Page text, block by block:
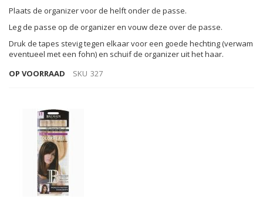
Plaats de organizer voor de helft onder de passe.
Leg de passe op de organizer en vouw deze over de passe.
Druk de tapes stevig tegen elkaar voor een goede hechting (verwam
eventueel met een fohn) en schuif de organizer uit het haar.
OP VOORRAAD
SKU 327
productitems